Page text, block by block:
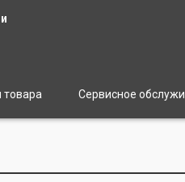
товара Сервисное